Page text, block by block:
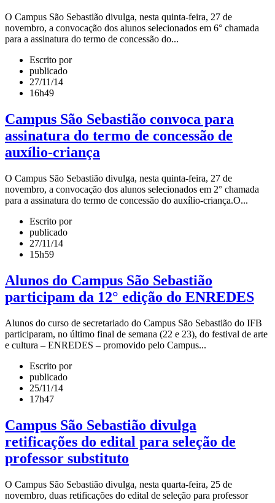
O Campus São Sebastião divulga, nesta quinta-feira, 27 de
novembro, a convocação dos alunos selecionados em 6° chamada
para a assinatura do termo de concessão do...
Escrito por
publicado
27/11/14
16h49
Campus São Sebastião convoca para
assinatura do termo de concessão de
auxílio-criança
O Campus São Sebastião divulga, nesta quinta-feira, 27 de
novembro, a convocação dos alunos selecionados em 2° chamada
para a assinatura do termo de concessão do auxílio-criança.O...
Escrito por
publicado
27/11/14
15h59
Alunos do Campus São Sebastião
participam da 12° edição do ENREDES
Alunos do curso de secretariado do Campus São Sebastião do IFB
participaram, no último final de semana (22 e 23), do festival de arte
e cultura – ENREDES – promovido pelo Campus...
Escrito por
publicado
25/11/14
17h47
Campus São Sebastião divulga
retificações do edital para seleção de
professor substituto
O Campus São Sebastião divulga, nesta quarta-feira, 25 de
novembro, duas retificações do edital de seleção para professor